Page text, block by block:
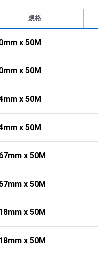
規格
x 50M
x 50M
x 50M
x 50M
x 50M
x 50M
x 50M
x 50M